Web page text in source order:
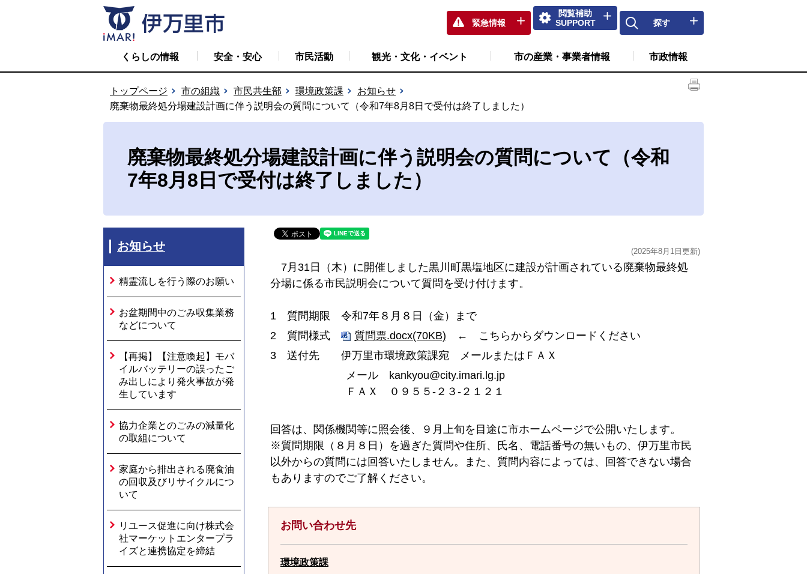
緊急情報
閲覧補助
SUPPORT
探す
くらしの情報 安全・安心 市民活動 観光・文化・イベント 市の産業・事業者情報 市政情報
トップページ 市の組織 市民共生部 環境政策課
お知らせ
廃棄物最終処分場建設計画に伴う説明会の質問について（令和7年8月8日で受付は終了しました）
廃棄物最終処分場建設計画に伴う説明会の質問について（令和
7年8月8日で受付は終了しました）
お知らせ
精霊流しを行う際のお願い
お盆期間中のごみ収集業務
などについて
【再掲】【注意喚起】モバ
イルバッテリーの誤ったご
み出しにより発火事故が発
生しています
協力企業とのごみの減量化
の取組について
家庭から排出される廃食油
の回収及びリサイクルにつ
いて
リユース促進に向け株式会
社マーケットエンタープラ
イズと連携協定を締結
(2025年8月1日更新)
7月31日（木）に開催しました黒川町黒塩地区に建設が計画されている廃棄物最終処
分場に係る市民説明会について質問を受け付けます。
1 質問期限 令和7年８月８日（金）まで
2 質問様式
質問票.docx(70KB) ← こちらからダウンロードください
3 送付先 伊万里市環境政策課宛 メールまたは ＦＡＸ
メール kankyou@city.imari.lg.jp
ＦＡＸ ０９５５-２３-２１２１
回答は、関係機関等に照会後、９月上旬を目途に市ホームページで公開いたします。
※質問期限（８月８日）を過ぎた質問や住所、氏名、電話番号の無いもの、伊万里市民
以外からの質問には回答いたしません。また、質問内容によっては、回答できない場合
もありますのでご了解ください。
お問い合わせ先
環境政策課